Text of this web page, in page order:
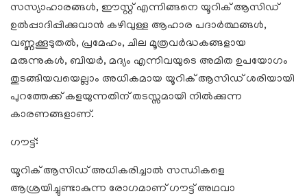
സസ്യാഹാരങ്ങൾ, ഈസ്റ്റ് എന്നിങ്ങനെ യൂറിക് ആസിഡ്
ഉൽപ്പാദിപ്പിക്കുവാൻ കഴിവുള്ള ആഹാര പദാർത്ഥങ്ങൾ,
വണ്ണക്കൂടുതൽ, പ്രമേഹം, ചില മൂത്രവർദ്ധകങ്ങളായ
മരുന്നുകൾ, ബിയർ, മദ്യം എന്നിവയുടെ അമിത ഉപയോഗം
തുടങ്ങിയവയെല്ലാം അധികമായ യൂറിക് ആസിഡ് ശരിയായി
പുറത്തേക്ക് കളയുന്നതിന് തടസ്സമായി നിൽക്കുന്ന
കാരണങ്ങളാണ്.
ഗൗട്ട്:
യൂറിക് ആസിഡ് അധികരിച്ചാൽ സന്ധികളെ
ആശ്രയിച്ചുണ്ടാകുന്ന രോഗമാണ് ഗൗട്ട് അഥവാ